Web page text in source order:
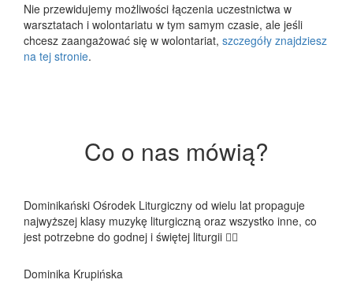
Nie przewidujemy możliwości łączenia uczestnictwa w
warsztatach i wolontariatu w tym samym czasie, ale jeśli
chcesz zaangażować się w wolontariat, szczegóły znajdziesz
na tej stronie.
Co o nas mówią?
Dominikański Ośrodek Liturgiczny od wielu lat propaguje
najwyższej klasy muzykę liturgiczną oraz wszystko inne, co
jest potrzebne do godnej i świętej liturgii 👍🏻
Dominika Krupińska